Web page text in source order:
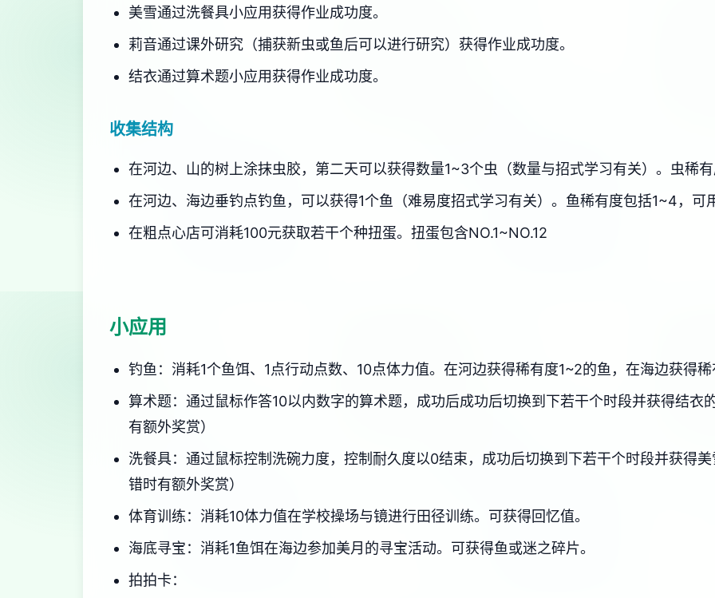
美雪通过洗餐具小应用获得作业成功度。
莉音通过课外研究（捕获新虫或鱼后可以进行研究）获得作业成功度。
结衣通过算术题小应用获得作业成功度。
收集结构
在河边、山的树上涂抹虫胶，第二天可以获得数量1~3个虫（数量与招式学习有关）。虫稀
在河边、海边垂钓点钓鱼，可以获得1个鱼（难易度招式学习有关）。鱼稀有度包括1~4，可
在粗点心店可消耗100元获取若干个种扭蛋。扭蛋包含NO.1~NO.12
小应用
钓鱼：消耗1个鱼饵、1点行动点数、10点体力值。在河边获得稀有度1~2的鱼，在海边获得
算术题：通过鼠标作答10以内数字的算术题，成功后成功后切换到下若干个时段并获得结衣
有额外奖赏）
洗餐具：通过鼠标控制洗碗力度，控制耐久度以0结束，成功后切换到下若干个时段并获得
错时有额外奖赏）
体育训练：消耗10体力值在学校操场与镜进行田径训练。可获得回忆值。
海底寻宝：消耗1鱼饵在海边参加美月的寻宝活动。可获得鱼或迷之碎片。
拍拍卡：